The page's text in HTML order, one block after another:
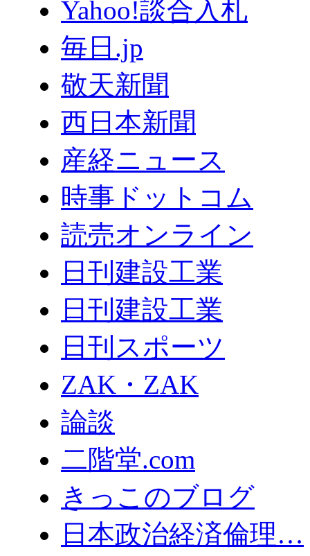
Yahoo!談合入札
毎日.jp
敬天新聞
西日本新聞
産経ニュース
時事ドットコム
読売オンライン
日刊建設工業
日刊建設工業
日刊スポーツ
ZAK・ZAK
論談
二階堂.com
きっこのブログ
日本政治経済倫理…